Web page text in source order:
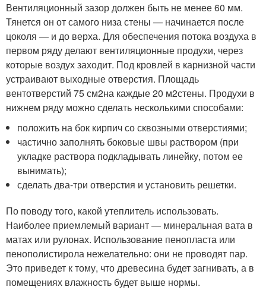
Вентиляционный зазор должен быть не менее 60 мм.
Тянется он от самого низа стены — начинается после
цоколя — и до верха. Для обеспечения потока воздуха в
первом ряду делают вентиляционные продухи, через
которые воздух заходит. Под кровлей в карнизной части
устраивают выходные отверстия. Площадь
вентотверстий 75 см2на каждые 20 м2стены. Продухи в
нижнем ряду можно сделать несколькими способами:
положить на бок кирпич со сквозными отверстиями;
частично заполнять боковые швы раствором (при
укладке раствора подкладывать линейку, потом ее
вынимать);
сделать два-три отверстия и установить решетки.
По поводу того, какой утеплитель использовать.
Наиболее приемлемый вариант — минеральная вата в
матах или рулонах. Использование пенопласта или
пенополистирола нежелательно: они не проводят пар.
Это приведет к тому, что древесина будет загнивать, а в
помещениях влажность будет выше нормы.